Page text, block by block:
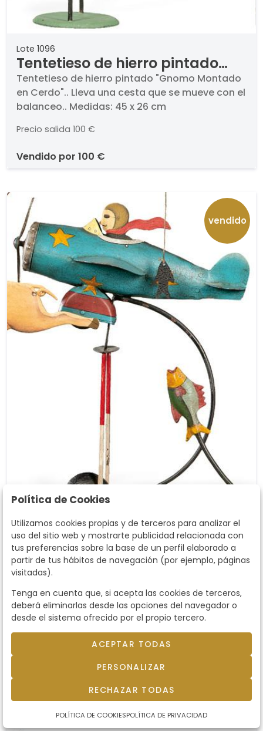
Lote 1096
Tentetieso de hierro pintado
"Gnomo Montado en Cerdo".
Tentetieso de hierro pintado "Gnomo Montado
en Cerdo".. Lleva una cesta que se mueve con el
balanceo.. Medidas: 45 x 26 cm
Precio salida 100 €
vendido por 100 €
vendido
Tentetieso de hierro pintado
"Avioneta con Piloto"
Tentetieso de hierro pintado "Avioneta con
Piloto". El piloto se mueve con el balanceo..
Medidas: 41,5 x 21 x 27 cm
150 €
Política de Cookies
Utilizamos cookies propias y de terceros para analizar el
uso del sitio web y mostrarte publicidad relacionada con
tus preferencias sobre la base de un perfil elaborado a
partir de tus hábitos de navegación (por ejemplo, páginas
visitadas).
Tenga en cuenta que, si acepta las cookies de terceros,
deberá eliminarlas desde las opciones del navegador o
desde el sistema ofrecido por el propio tercero.
ACEPTAR TODAS
PERSONALIZAR
RECHAZAR TODAS
POLÍTICA DE COOKIESPOLÍTICA DE PRIVACIDAD